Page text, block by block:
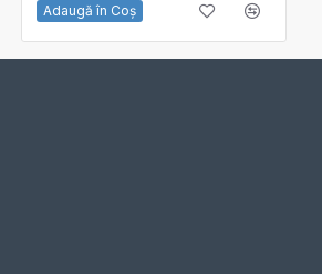
Adaugă în Coş